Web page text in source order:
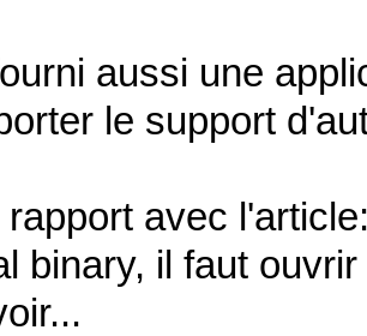
aussi une
le support
rapport avec
binary, il faut